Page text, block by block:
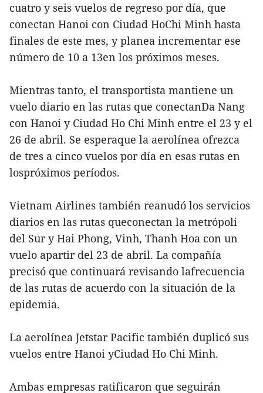
cuatro y seis vuelos de regreso por día, que
conectan Hanoi con Ciudad HoChi Minh hasta
finales de este mes, y planea incrementar ese
número de 10 a 13en los próximos meses.
Mientras tanto, el transportista mantiene un
vuelo diario en las rutas que conectanDa Nang
con Hanoi y Ciudad Ho Chi Minh entre el 23 y el
26 de abril. Se esperaque la aerolínea ofrezca
de tres a cinco vuelos por día en esas rutas en
lospróximos períodos.
Vietnam Airlines también reanudó los servicios
diarios en las rutas queconectan la metrópoli
del Sur y Hai Phong, Vinh, Thanh Hoa con un
vuelo apartir del 23 de abril. La compañía
precisó que continuará revisando lafrecuencia
de las rutas de acuerdo con la situación de la
epidemia.
La aerolínea Jetstar Pacific también duplicó sus
vuelos entre Hanoi yCiudad Ho Chi Minh.
Ambas empresas ratificaron que seguirán